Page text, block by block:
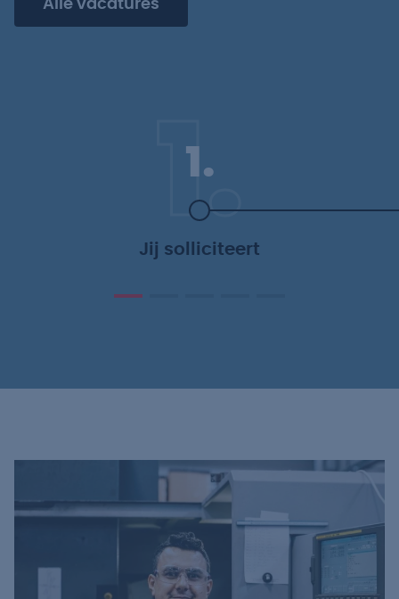
Alle vacatures
1.
1.
Jij solliciteert